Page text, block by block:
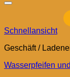
Schnellansicht
Geschäft /
Wasserpfeifen